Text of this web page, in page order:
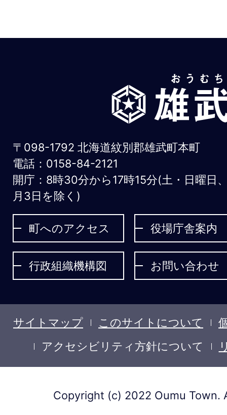
お
う
む
ち
ょ
う
〒098-1792 北海道紋別郡雄武町本町
電話：0158-84-2121
開庁：8時30分から17時15分(土・日曜日
月3日を除く)
町へのアクセス 役場庁舎案内
行政組織機構図 お問い合わせ
サイトマップ このサイトについて
アクセシビリティ方針について
Copyright (c) 2022 Oumu Town.